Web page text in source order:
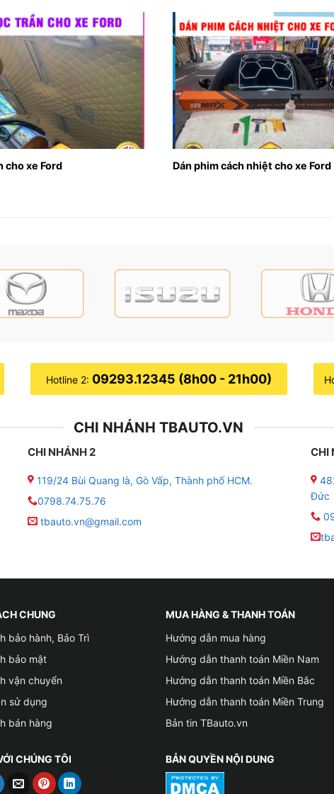
Địa chỉ bọc ghế da cho xe Ford uy tín chất lượng tại TP HCM
mùi hôi khó chịu.
vệ sinh cho nên nước và mồ hôi rất dễ thấm sâu vào lớp
vệ sinh, vì nước, mồ hôi cũng như các chất bẩn khi thấm
zin thì việc bọc ghế da cho xe Ford là vô cùng cần thiết
cho xe Ford Dán phim cách nhiệt cho xe Ford
Hotline 2: 09293.12345 (8h00 - 21h00)
CHI NHÁNH TBAUTO.VN
CHI NHÁNH 2
119/24 Bùi Quang là, Gò Vấp, Thành phố HCM.
0798.74.75.76
tbauto.vn@gmail.com
CHI
Đức
CHUNG
bảo hành, Bảo Trì
bảo mật
vận chuyển
sử dụng
bán hàng
MUA HÀNG & THANH TOÁN
Hướng dẫn mua hàng
Hướng dẫn thanh toán Miền Nam
Hướng dẫn thanh toán Miền Bắc
Hướng dẫn thanh toán Miền Trung
Bản tin TBauto.vn
CHÚNG TÔI BẢN QUYỀN NỘI DUNG